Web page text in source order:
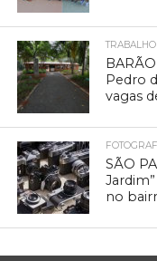
TRABALHO
Pedro
vagas
SÃO
no